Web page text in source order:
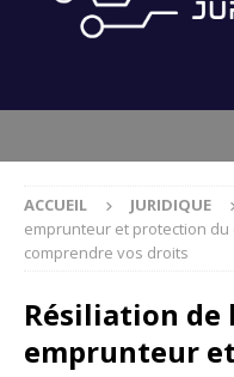
ACCUEIL JURIDIQUE
emprunteur et protection du
comprendre vos droits
Résiliation de
emprunteur